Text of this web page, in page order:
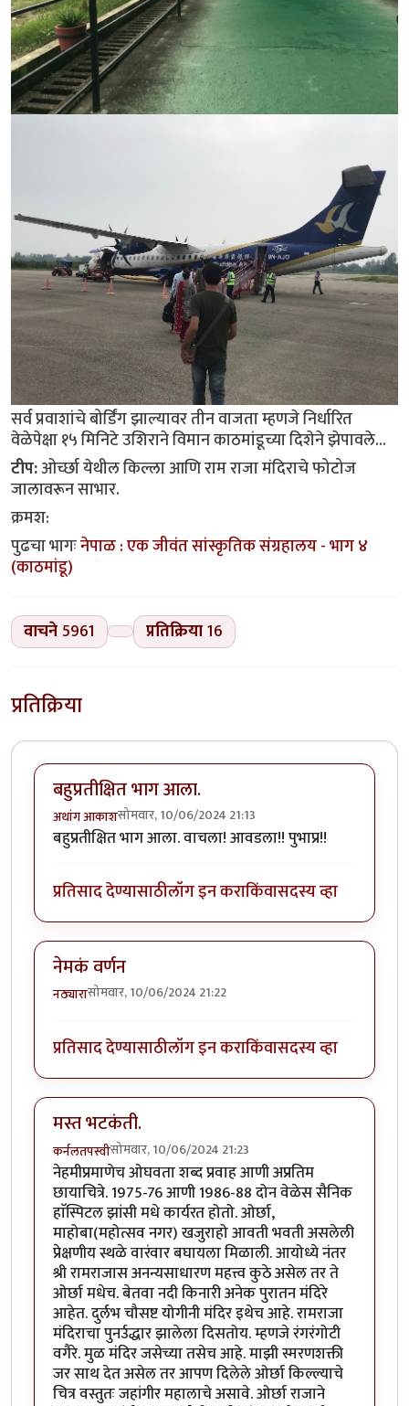
सर्व प्रवाशांचे बोर्डिंग झाल्यावर तीन वाजता म्हणजे निर्धारित
वेळेपेक्षा १५ मिनिटे उशिराने विमान काठमांडूच्या दिशेने झेपावले...
टीप:ओर्च्छा येथील किल्ला आणि राम राजा मंदिराचे फोटोज
जालावरून साभार.
क्रमश:
पुढचा भागःनेपाळ : एक जीवंत सांस्कृतिक संग्रहालय - भाग ४
(काठमांडू)
वाचने5961 प्रतिक्रिया16
प्रतिक्रिया
बहुप्रतीक्षित भाग आला.
अथांग आकाशसोमवार, 10/06/2024 21:13
बहुप्रतीक्षित भाग आला. वाचला! आवडला!! पुभाप्र!!
प्रतिसाद देण्यासाठीलॉग इन कराकिंवासदस्य व्हा
नेमकं वर्णन
नठ्यारासोमवार, 10/06/2024 21:22
प्रतिसाद देण्यासाठीलॉग इन कराकिंवासदस्य व्हा
मस्त भटकंती.
कर्नलतपस्वीसोमवार, 10/06/2024 21:23
नेहमीप्रमाणेच ओघवता शब्द प्रवाह आणी अप्रतिम
छायाचित्रे. 1975-76 आणी 1986-88 दोन वेळेस सैनिक
हाॅस्पिटल झांसी मधे कार्यरत होतो. ओर्छा,
माहोबा(महोत्सव नगर) खजुराहो आवती भवती असलेली
प्रेक्षणीय स्थळे वारंवार बघायला मिळाली. आयोध्ये नंतर
श्री रामराजास अनन्यसाधारण महत्त्व कुठे असेल तर ते
ओर्छा मधेच. बेतवा नदी किनारी अनेक पुरातन मंदिरे
आहेत. दुर्लभ चौसष्ट योगीनी मंदिर इथेच आहे. रामराजा
मंदिराचा पुनर्उद्धार झालेला दिसतोय. म्हणजे रंगरंगोटी
वगैरे. मुळ मंदिर जसेच्या तसेच आहे. माझी स्मरणशक्ती
जर साथ देत असेल तर आपण दिलेले ओर्छा किल्ल्याचे
चित्र वस्तुतः जहांगीर महालाचे असावे. ओर्छा राजाने